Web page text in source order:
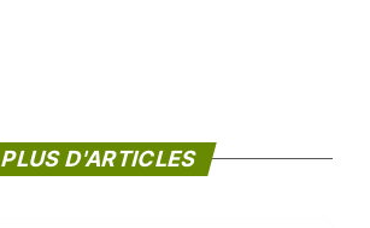
PLUS D'ARTICLES